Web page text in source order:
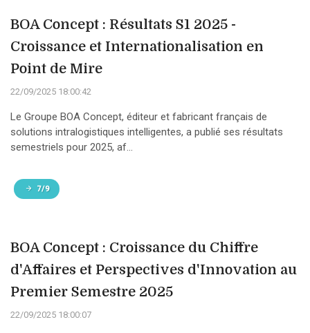
BOA Concept : Résultats S1 2025 -
Croissance et Internationalisation en
Point de Mire
22/09/2025 18:00:42
Le Groupe BOA Concept, éditeur et fabricant français de
solutions intralogistiques intelligentes, a publié ses résultats
semestriels pour 2025, af...
7/9
BOA Concept : Croissance du Chiffre
d'Affaires et Perspectives d'Innovation au
Premier Semestre 2025
22/09/2025 18:00:07